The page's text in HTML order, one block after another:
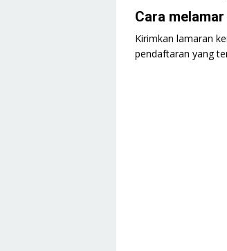
Cara melamar
Kirimkan lamaran
pendaftaran yang